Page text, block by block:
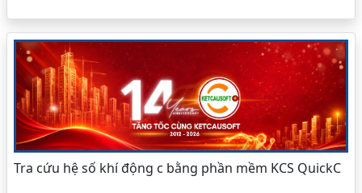
Tra cứu hệ số khí động c bằng phần mềm KCS QuickC